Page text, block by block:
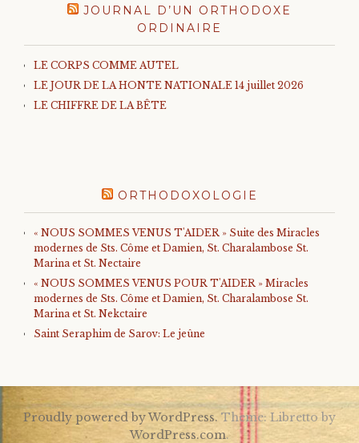
JOURNAL D’UN ORTHODOXE
ORDINAIRE
LE CORPS COMME AUTEL
LE JOUR DE LA HONTE NATIONALE 14 juillet 2026
LE CHIFFRE DE LA BÊTE
ORTHODOXOLOGIE
« NOUS SOMMES VENUS T'AIDER » Suite des Miracles
modernes de Sts. Côme et Damien, St. Charalambose St.
Marina et St. Nectaire
« NOUS SOMMES VENUS POUR T'AIDER » Miracles
modernes de Sts. Côme et Damien, St. Charalambose St.
Marina et St. Nekctaire
Saint Seraphim de Sarov: Le jeûne
Proudly powered by WordPress. Theme: Libretto by
WordPress.com.